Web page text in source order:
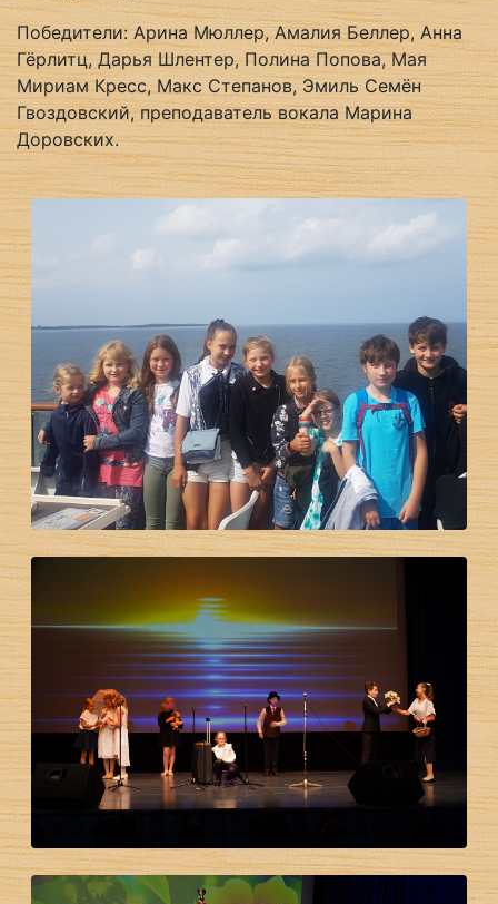
Победители: Арина Мюллер, Амалия Беллер, Анна
Гёрлитц, Дарья Шлентер, Полина Попова, Мая
Мириам Кресс, Макс Степанов, Эмиль Семён
Гвоздовский, преподаватель вокала Марина
Доровских.